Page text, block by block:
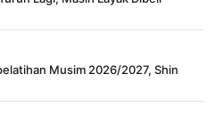
Musim 2026/2027, Shin